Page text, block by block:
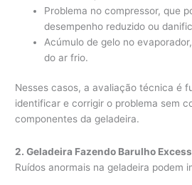
Problema no compressor, que
desempenho reduzido ou
Acúmulo de gelo no
do ar frio.
Nesses casos, a avaliação técnica é
identificar e corrigir o problema sem
componentes da geladeira.
2. Geladeira Fazendo Barulho
Ruídos anormais na geladeira podem